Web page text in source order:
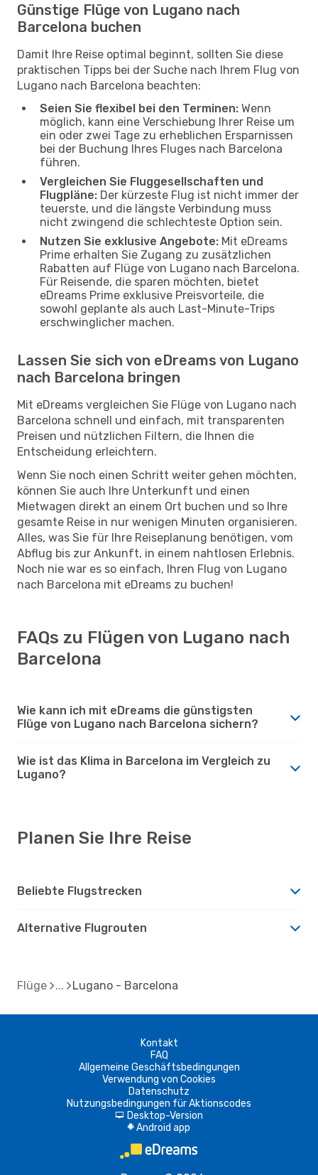
Günstige Flüge von Lugano nach
Barcelona buchen
Damit Ihre Reise optimal beginnt, sollten Sie diese
praktischen Tipps bei der Suche nach Ihrem Flug von
Lugano nach Barcelona beachten:
Seien Sie flexibel bei den Terminen: Wenn
möglich, kann eine Verschiebung Ihrer Reise um
ein oder zwei Tage zu erheblichen Ersparnissen
bei der Buchung Ihres Fluges nach Barcelona
führen.
Vergleichen Sie Fluggesellschaften und
Flugpläne: Der kürzeste Flug ist nicht immer der
teuerste, und die längste Verbindung muss
nicht zwingend die schlechteste Option sein.
Nutzen Sie exklusive Angebote: Mit eDreams
Prime erhalten Sie Zugang zu zusätzlichen
Rabatten auf Flüge von Lugano nach Barcelona.
Für Reisende, die sparen möchten, bietet
eDreams Prime exklusive Preisvorteile, die
sowohl geplante als auch Last-Minute-Trips
erschwinglicher machen.
Lassen Sie sich von eDreams von Lugano
nach Barcelona bringen
Mit eDreams vergleichen Sie Flüge von Lugano nach
Barcelona schnell und einfach, mit transparenten
Preisen und nützlichen Filtern, die Ihnen die
Entscheidung erleichtern.
Wenn Sie noch einen Schritt weiter gehen möchten,
können Sie auch Ihre Unterkunft und einen
Mietwagen direkt an einem Ort buchen und so Ihre
gesamte Reise in nur wenigen Minuten organisieren.
Alles, was Sie für Ihre Reiseplanung benötigen, vom
Abflug bis zur Ankunft, in einem nahtlosen Erlebnis.
Noch nie war es so einfach, Ihren Flug von Lugano
nach Barcelona mit eDreams zu buchen!
FAQs zu Flügen von Lugano nach
Barcelona
Wie kann ich mit eDreams die günstigsten
Flüge von Lugano nach Barcelona sichern?
Wie ist das Klima in Barcelona im Vergleich zu
Lugano?
Planen Sie Ihre Reise
Beliebte Flugstrecken
Alternative Flugrouten
Flüge Lugano - Barcelona
Kontakt
FAQ
Allgemeine Geschäftsbedingungen
Verwendung von Cookies
Datenschutz
Nutzungsbedingungen für Aktionscodes
d Desktop-Version
A Android app